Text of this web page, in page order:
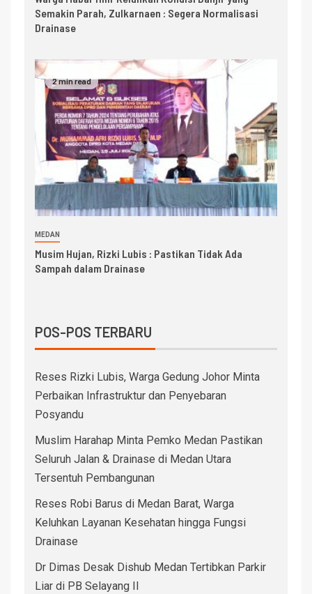
Semakin Parah, Zulkarnaen : Segera Normalisasi
Drainase
2 min read
MEDAN
Musim Hujan, Rizki Lubis : Pastikan Tidak Ada
Sampah dalam Drainase
POS-POS TERBARU
Reses Rizki Lubis, Warga Gedung Johor Minta
Perbaikan Infrastruktur dan Penyebaran
Posyandu
Muslim Harahap Minta Pemko Medan Pastikan
Seluruh Jalan & Drainase di Medan Utara
Tersentuh Pembangunan
Reses Robi Barus di Medan Barat, Warga
Keluhkan Layanan Kesehatan hingga Fungsi
Drainase
Dr Dimas Desak Dishub Medan Tertibkan Parkir
Liar di PB Selayang II